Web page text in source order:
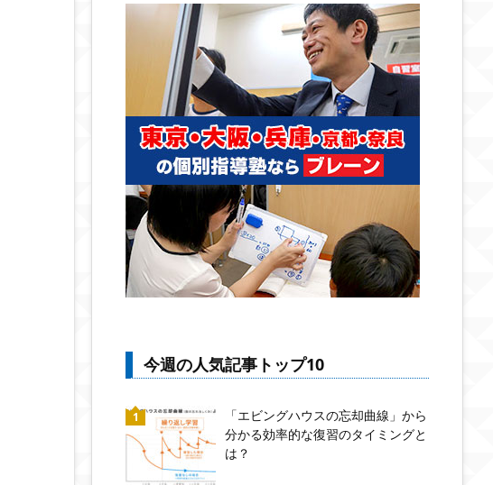
今週の人気記事トップ10
「エビングハウスの忘却曲線」から
分かる効率的な復習のタイミングと
は？